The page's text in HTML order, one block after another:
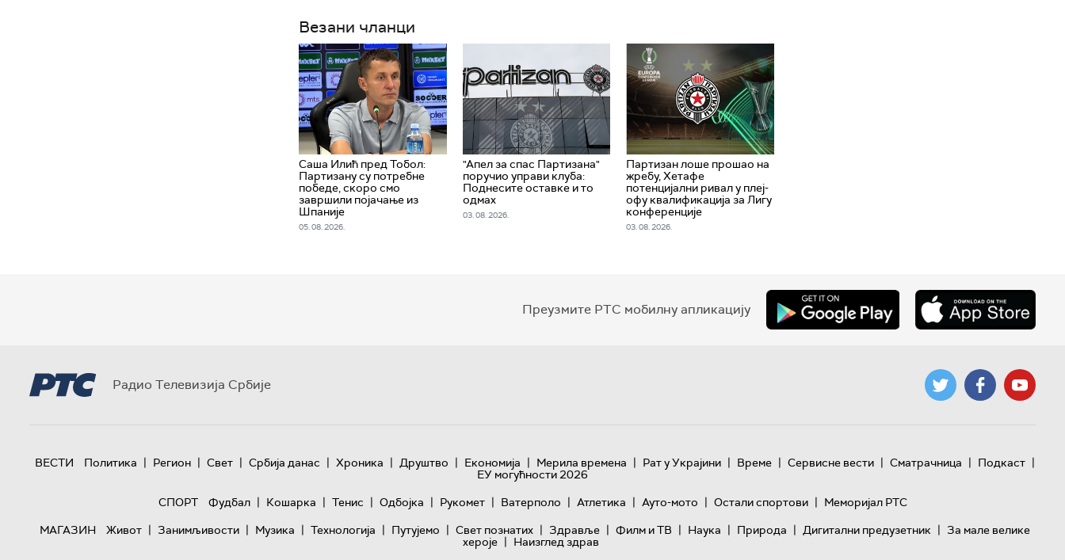
Везани чланци
Саша Илић пред Тобол:
Партизану су потребне
победе, скоро смо
завршили појачање из
Шпаније
05. 08. 2026.
"Апел за спас Партизана"
поручио управи клуба:
Поднесите оставке и то
одмах
03. 08. 2026.
Партизан лоше прошао на
жребу, Хетафе
потенцијални ривал у плеј-
офу квалификација за Лигу
конференције
03. 08. 2026.
Преузмите РТС мобилну апликацију
Радио Телевизија Србије
ВЕСТИ Политика | Регион | Свет | Србија данас | Хроника | Друштво | Економија | Мерила времена | Рат у Украјини | Време | Сервисне вести | Сматрачница | Подкаст |
ЕУ могућности 2026
СПОРТ
Фудбал | Кошарка | Тенис | Одбојка | Рукомет | Ватерполо | Атлетика | Ауто-мото | Остали спортови | Меморијал РТС
МАГАЗИН
Живот | Занимљивости | Музика | Технологијa | Путујемо | Свет познатих | Здравље | Филм и ТВ | Наука | Природа | Дигитални предузетник | За мале велике
хероје | Наизглед здрав